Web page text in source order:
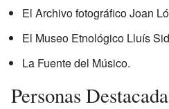
El Archivo fotográfico Joan
El Museo Etnológico Lluís
La Fuente del Músico.
Personas